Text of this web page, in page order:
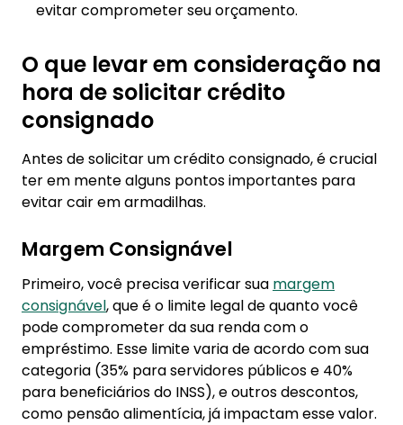
evitar comprometer seu orçamento.
O que levar em consideração na
hora de solicitar crédito
consignado
Antes de solicitar um crédito consignado, é crucial
ter em mente alguns pontos importantes para
evitar cair em armadilhas.
Margem Consignável
Primeiro, você precisa verificar sua margem
consignável, que é o limite legal de quanto você
pode comprometer da sua renda com o
empréstimo. Esse limite varia de acordo com sua
categoria (35% para servidores públicos e 40%
para beneficiários do INSS), e outros descontos,
como pensão alimentícia, já impactam esse valor.